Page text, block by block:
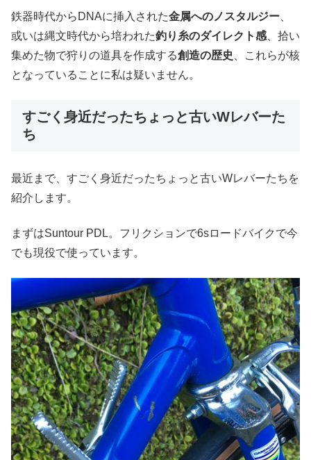
鉄器時代からDNAに挿入された金属へのノスタルジー
或いは縄文時代から培われた釣り糸のダイレクト感 、拾い
集めた物で狩りの道具を作成する創造の歴史
、これらが核
となっていることに私は疑いません。
すごく身近だったちょっと古いWレバーた
ち
最近まで、すごく身近だったちょっと古いWレバーたちを
紹介します。
まずはSuntour PDL。フリクションで6sロードバイクで今
でも現役で使っています。